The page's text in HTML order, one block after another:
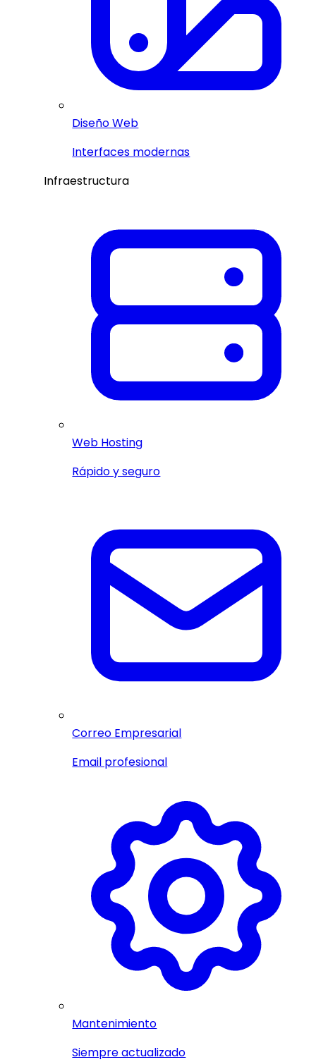
Diseño Web
Interfaces modernas
Infraestructura
Web Hosting
Rápido y seguro
Correo Empresarial
Email profesional
Mantenimiento
Siempre actualizado